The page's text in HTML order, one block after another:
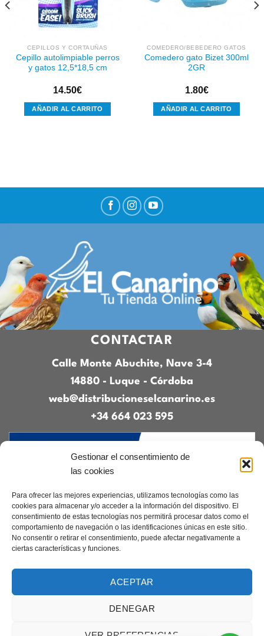
Gestionar el consentimiento de
las cookies
Para ofrecer las mejores experiencias, utilizamos tecnologías como las
cookies para almacenar y/o acceder a la información del dispositivo. El
consentimiento de estas tecnologías nos permitirá procesar datos como el
comportamiento de navegación o las identificaciones únicas en este sitio.
No consentir o retirar el consentimiento, puede afectar negativamente a
ciertas características y funciones.
ACEPTAR
DENEGAR
CEPILLOS Y CORTAUÑAS
Cepillo autolimpiable perros
y gatos 12,5*18,5 cm
14.50€
AÑADIR AL CARRITO
COMEDERO/BEBEDERO GATOS
Comedero gato Bizet 300ml
2GR
1.80€
AÑADIR AL CARRITO
CONTACTAR
Calle Monte Abuchite, Nave 3-4
14880 - Luque - Córdoba
web@distribucioneselcanarino.es
+34 664 023 595
Contacto|Incidencias|Devoluciones|
Condiciones generales
Diseñado porCreacionesDigitales.es
Elcanarino.com pertenece al grupo Distribuciones el